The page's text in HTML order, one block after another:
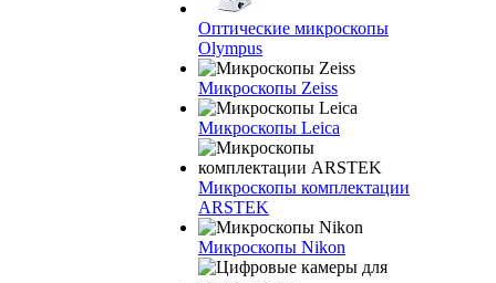
Оптические микроскопы
Olympus
Микроскопы Zeiss
Микроскопы Leica
Микроскопы комплектации
ARSTEK
Микроскопы Nikon